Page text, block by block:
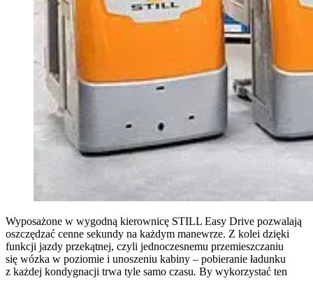
Wyposażone w wygodną kierownicę STILL Easy Drive pozwalają
oszczędzać cenne sekundy na każdym manewrze. Z kolei dzięki
funkcji jazdy przekątnej, czyli jednoczesnemu przemieszczaniu
się wózka w poziomie i unoszeniu kabiny – pobieranie ładunku
z każdej kondygnacji trwa tyle samo czasu. By wykorzystać ten